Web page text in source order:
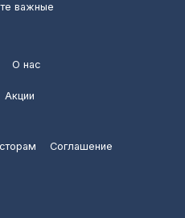
важные
О нас
Акции
Соглашение